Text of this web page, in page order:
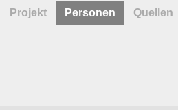
Projekt Personen Quellen